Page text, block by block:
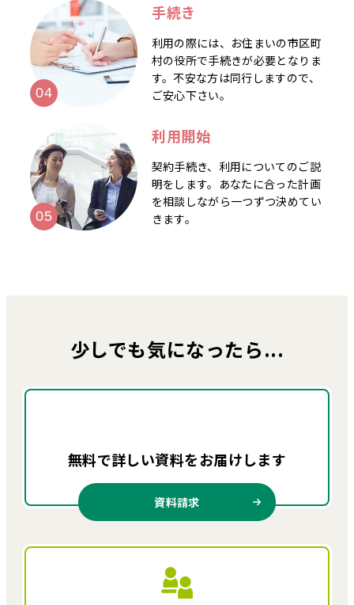
手続き
利用の際には、お住まいの市区町
村の役所で手続きが必要となりま
す。不安な方は同行しますので、
ご安心下さい。
利用開始
契約手続き、利用についてのご説
明をします。あなたに合った計画
を相談しながら一つずつ決めてい
きます。
少しでも気になったら...
無料で詳しい資料をお届けします
資料請求